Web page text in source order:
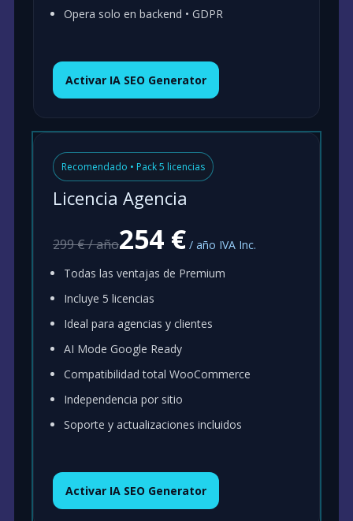
Opera solo en backend • GDPR
Activar IA SEO Generator
Recomendado • Pack 5 licencias
Licencia Agencia
299 € / año254 € / año IVA Inc.
Todas las ventajas de Premium
Incluye 5 licencias
Ideal para agencias y clientes
AI Mode Google Ready
Compatibilidad total WooCommerce
Independencia por sitio
Soporte y actualizaciones incluidos
Activar IA SEO Generator